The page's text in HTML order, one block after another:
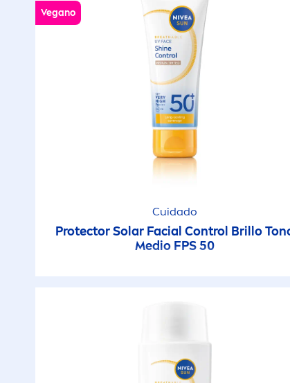
Vegano
Cuidado
Protector Solar Facial Control Brillo
Medio FPS 50